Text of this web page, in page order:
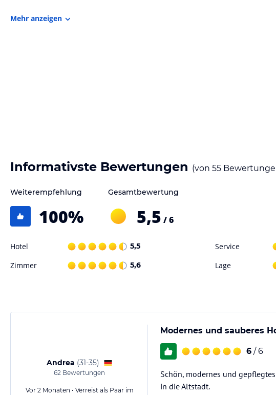
Mehr anzeigen
Informativste Bewertungen (von 55
Weiterempfehlung
100%
Gesamtbewertung
5,5 / 6
Hotel 5,5 Service
Zimmer 5,6 Lage
Andrea (31-35)
62 Bewertungen
Vor 2 Monaten • Verreist als Paar im
Modernes und sauberes
6 / 6
Schön, modernes und
in die Altstadt.